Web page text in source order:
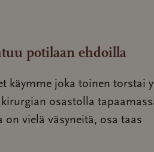
potilaan ehdoilla
käymme joka toinen torstai
osastolla
vielä väsyneitä, osa taas